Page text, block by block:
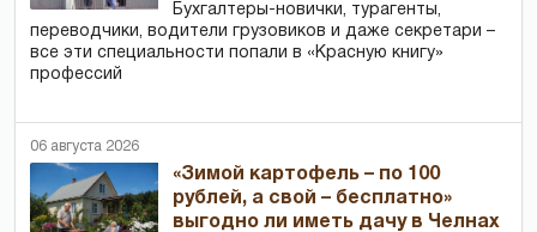
Бухгалтеры-новички, тур­агенты,
переводчики, водители грузовиков и даже секретари –
все эти специальности попали в «Красную книгу»
профессий
06 августа 2026
«Зимой картофель – по 100
рублей, а свой – бесплатно»
выгодно ли иметь дачу в Челнах